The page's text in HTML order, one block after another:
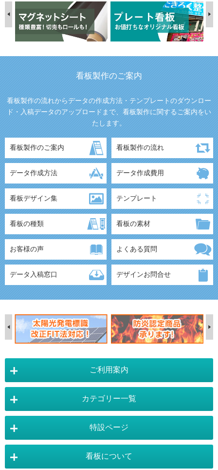
看板製作のご案内
看板製作の流れからデータの作成方法・テンプレートのダウンロー
ド・入稿データのアップロードまで、看板製作に関するご案内をい
たします。
看板製作のご案内 看板製作の流れ
データ作成方法 データ作成費用
看板デザイン集 テンプレート
看板の種類 看板の素材
お客様の声 よくある質問
データ入稿窓口 デザインお問合せ
ご利用案内
店舗詳細情報 カテゴリー一覧
スタンド看板：オプション バナースタンド
特設ページ
看板について